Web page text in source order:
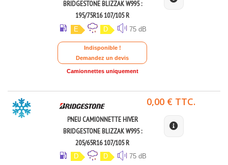
BRIDGESTONE BLIZZAK W995 :
195/75R16 107/105 R
E D 75 dB
Indisponible !
Demandez un devis
Camionnettes uniquement
PNEU CAMIONNETTE HIVER
BRIDGESTONE BLIZZAK W995 :
205/65R16 107/105 R
D D 75 dB
0,00 € TTC.